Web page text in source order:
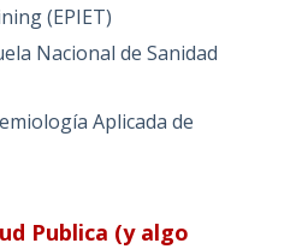
(EPIET)
Nacional de Sanidad
Aplicada de
Publica (y algo